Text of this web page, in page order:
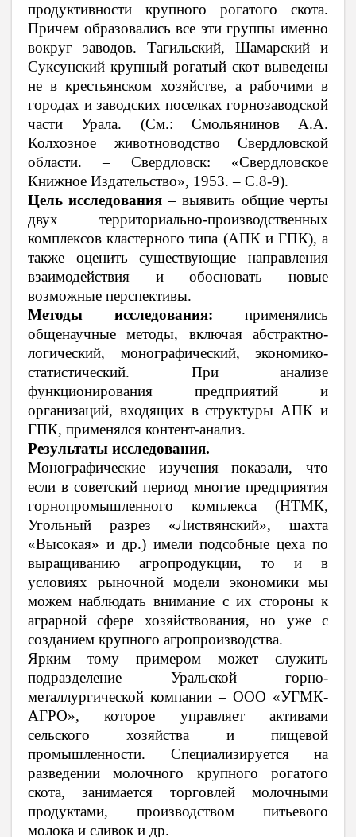
продуктивности крупного рогатого скота.
Причем образовались все эти группы именно
вокруг заводов. Тагильский, Шамарский и
Суксунский крупный рогатый скот выведены
не в крестьянском хозяйстве, а рабочими в
городах и заводских поселках горнозаводской
части Урала. (См.: Смольянинов А.А.
Колхозное животноводство Свердловской
области. – Свердловск: «Свердловское
Книжное Издательство», 1953. – С.8-9).
Цель исследования – выявить общие черты
двух территориально-производственных
комплексов кластерного типа (АПК и ГПК), а
также оценить существующие направления
взаимодействия и обосновать новые
возможные перспективы.
Методы исследования: применялись
общенаучные методы, включая абстрактно-
логический, монографический, экономико-
статистический. При анализе
функционирования предприятий и
организаций, входящих в структуры АПК и
ГПК, применялся контент-анализ.
Результаты исследования.
Монографические изучения показали, что
если в советский период многие предприятия
горнопромышленного комплекса (НТМК,
Угольный разрез «Листвянский», шахта
«Высокая» и др.) имели подсобные цеха по
выращиванию агропродукции, то и в
условиях рыночной модели экономики мы
можем наблюдать внимание с их стороны к
аграрной сфере хозяйствования, но уже с
созданием крупного агропроизводства.
Ярким тому примером может служить
подразделение Уральской горно-
металлургической компании – ООО «УГМК-
АГРО», которое управляет активами
сельского хозяйства и пищевой
промышленности. Специализируется на
разведении молочного крупного рогатого
скота, занимается торговлей молочными
продуктами, производством питьевого
молока и сливок и др.